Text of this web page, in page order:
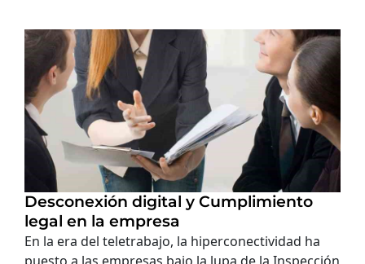
Desconexión digital y Cumplimiento
legal en la empresa
En la era del teletrabajo, la hiperconectividad ha